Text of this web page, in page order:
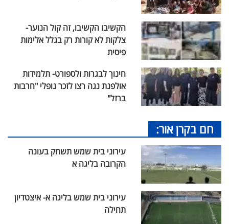
הקשיבו הקשיבו, זה קול הנוער-
צלקות לא קורות רק בגלל אלימות
פיסית
חינוך לבגרות ולספורט- תלמידות
אולפנת נגה רצו לזכר נופלי "חרבות
ברזל"
חם בקרן אור:
עירוני בית שמש תשחק בעונה
הקרובה בליגה א
עירוני בית שמש בליגה א- איצטדיון
תחילה